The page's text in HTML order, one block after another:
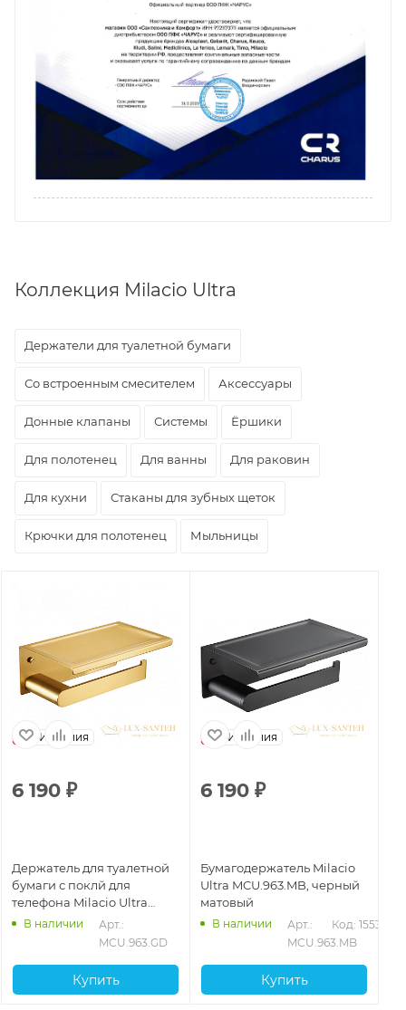
Коллекция Milacio Ultra
Держатели для туалетной бумаги
Со встроенным смесителем Аксессуары
Донные клапаны Системы Ёршики
Для полотенец Для ванны Для раковин
Для кухни Стаканы для зубных щеток
Крючки для полотенец Мыльницы
Испания
6 190 ₽
Держатель для туалетной
бумаги с поклй для
телефона Milacio Ultra
MCU.963.GD, золото
брашированное
В наличии
Арт.:
MCU.963.GD
Купить
Испания
6 190 ₽
Бумагодержатель Milacio
Ultra MCU.963.MB, черный
матовый
В наличии
Арт.:
MCU.963.MB
Код: 15532
Купить